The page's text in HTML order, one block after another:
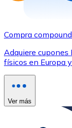
Compra
Adquiere
físicos en Europa
Ver más